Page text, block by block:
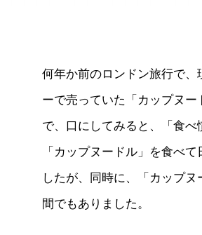
何年か前のロンドン旅行で
ーで売っていた「カップヌ
で、口にしてみると、「食
「カップヌードル」を食べ
したが、同時に、「カップ
間でもありました。